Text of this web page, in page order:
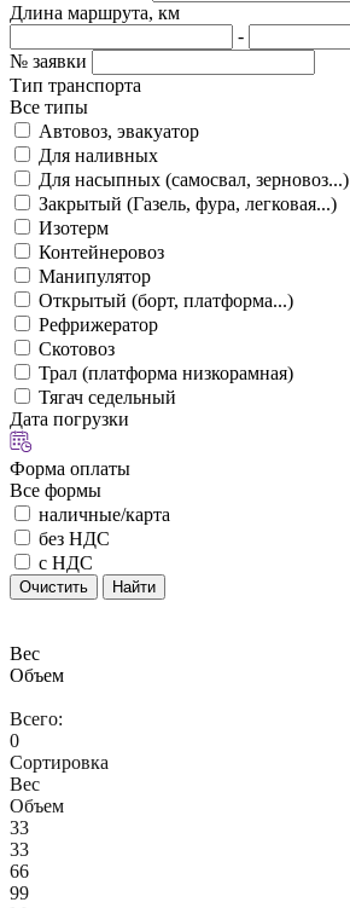
Длина маршрута, км
-
№ заявки
Тип транспорта
Все типы
Автовоз, эвакуатор
Для наливных
Для насыпных (самосвал, зерновоз...)
Закрытый (Газель, фура, легковая...)
Изотерм
Контейнеровоз
Манипулятор
Открытый (борт, платформа...)
Рефрижератор
Скотовоз
Трал (платформа низкорамная)
Тягач седельный
Дата погрузки
Форма оплаты
Все формы
наличные/карта
без НДС
с НДС
Очистить Найти
Вес
Объем
Всего:
0
Сортировка
Вес
Объем
33
33
66
99